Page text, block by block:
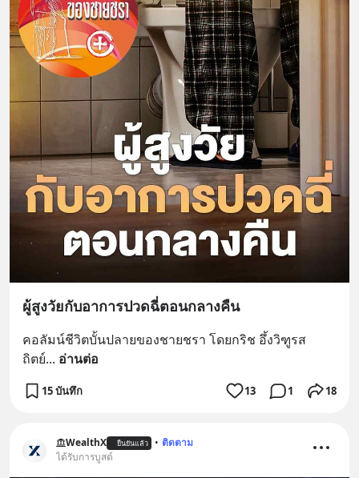
ผู้สูงวัยกับอาการปวดฉี่ตอนกลางคืน
คอลัมน์ชีวิตบั้นปลายของชายชรา โดยกริช อึ้งวิฑูรส
ถิตย์... อ่านต่อ
15 บันทึก 13 1 18
WealthX ยืนยันแล้ว • ติดตาม
ได้รับการบูสต์